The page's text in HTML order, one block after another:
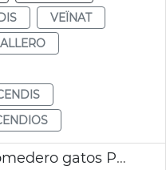
VEÏNAT
Instalación casetas comedero gatos Parque Central